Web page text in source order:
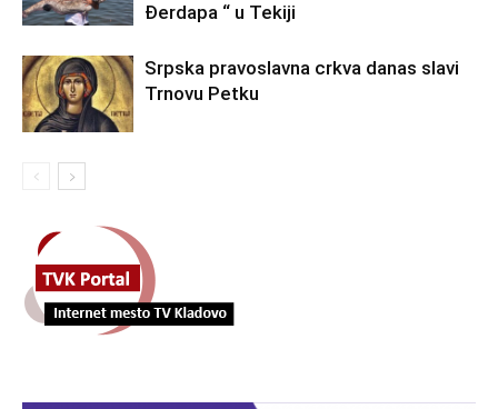
Đerdapa “ u Tekiji
Srpska pravoslavna crkva danas slavi
Trnovu Petku